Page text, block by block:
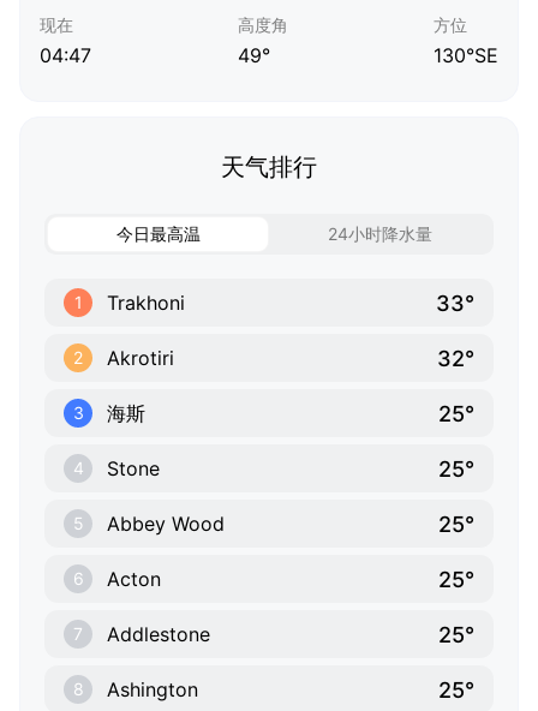
现在
04:47
高度角
49°
方位
130°SE
天气排行
今日最高温 24小时降水量
1 Trakhoni 33°
2 Akrotiri 32°
3 海斯 25°
4 Stone 25°
5 Abbey Wood 25°
6 Acton 25°
7 Addlestone 25°
8 Ashington 25°